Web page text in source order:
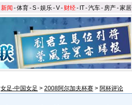
新闻 -体育-S-娱乐-V- 财经- IT-汽车- 房产-家居
女足-中国女足 > 2008阿尔加夫杯赛 > 阿杯评论